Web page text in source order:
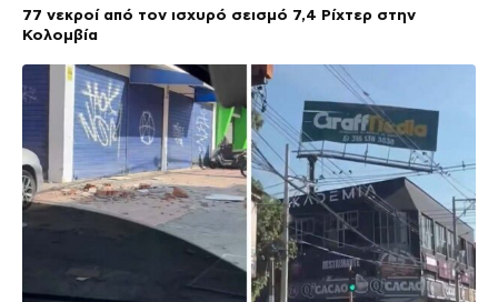
77 νεκροί από τον ισχυρό σεισμό 7,4 Ρίχτερ στην
Κολομβία